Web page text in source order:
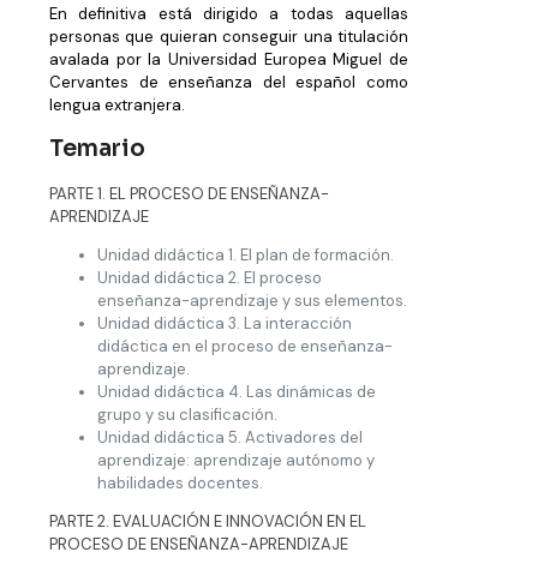
En definitiva está dirigido a todas aquellas
personas que quieran conseguir una titulación
avalada por la Universidad Europea Miguel de
Cervantes de enseñanza del español como
lengua extranjera.
Temario
PARTE 1. EL PROCESO DE ENSEÑANZA-
APRENDIZAJE
Unidad didáctica 1. El plan de formación.
Unidad didáctica 2. El proceso
enseñanza-aprendizaje y sus elementos.
Unidad didáctica 3. La interacción
didáctica en el proceso de enseñanza-
aprendizaje.
Unidad didáctica 4. Las dinámicas de
grupo y su clasificación.
Unidad didáctica 5. Activadores del
aprendizaje: aprendizaje autónomo y
habilidades docentes.
PARTE 2. EVALUACIÓN E INNOVACIÓN EN EL
PROCESO DE ENSEÑANZA-APRENDIZAJE